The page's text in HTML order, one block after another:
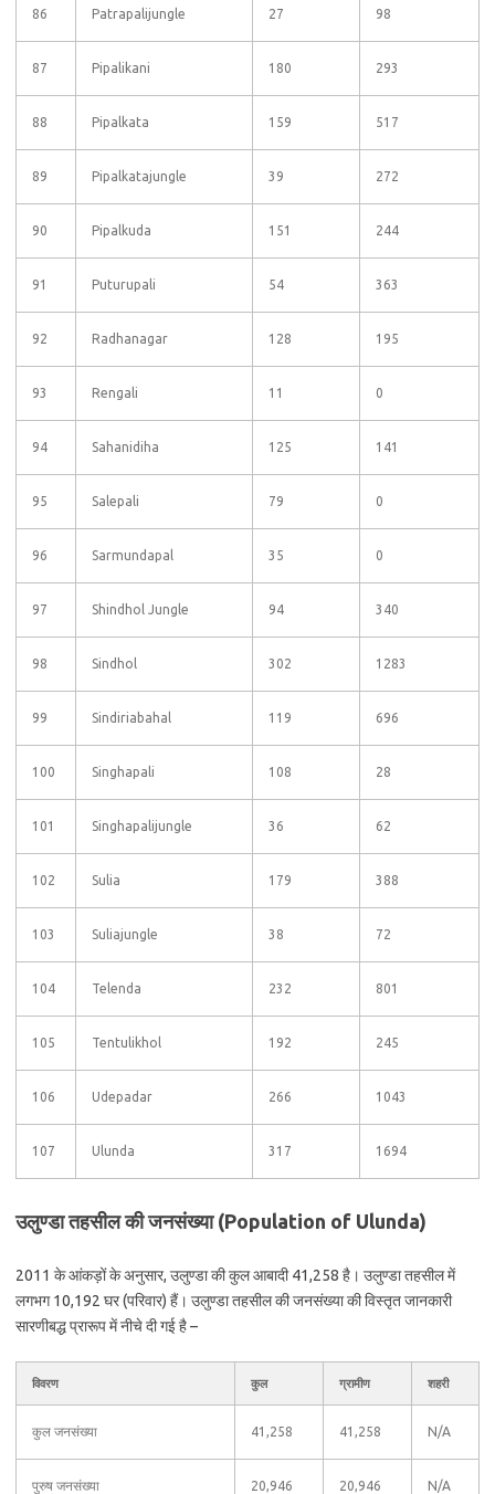
86 Patrapalijungle 27 98
87 Pipalikani 180 293
88 Pipalkata 159 517
89 Pipalkatajungle 39 272
90 Pipalkuda 151 244
91 Puturupali 54 363
92 Radhanagar 128 195
93 Rengali 11 0
94 Sahanidiha 125 141
95 Salepali 79 0
96 Sarmundapal 35 0
97 Shindhol Jungle 94 340
98 Sindhol 302 1283
99 Sindiriabahal 119 696
100 Singhapali 108 28
101 Singhapalijungle 36 62
102 Sulia 179 388
103 Suliajungle 38 72
104 Telenda 232 801
105 Tentulikhol 192 245
106 Udepadar 266 1043
107 Ulunda 317 1694
उलुण्डा तहसील की जनसंख्या (Population of Ulunda)
2011 के आंकड़ों के अनुसार, उलुण्डा की कुल आबादी 41,258 है। उलुण्डा तहसील में
लगभग 10,192 घर (परिवार) हैं। उलुण्डा तहसील की जनसंख्या की विस्तृत जानकारी
सारणीबद्ध प्रारूप में नीचे दी गई है –
विवरण कुल ग्रामीण शहरी
कुल जनसंख्या 41,258 41,258 N/A
पुरुष जनसंख्या 20,946 20,946 N/A